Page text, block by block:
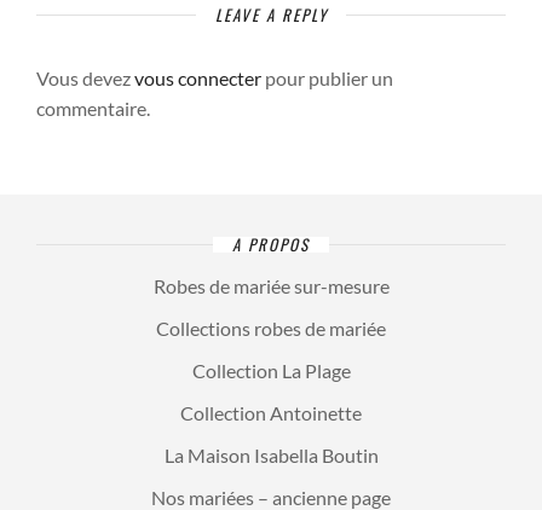
LEAVE A REPLY
Vous devezvous connecter pour publier un
commentaire.
A PROPOS
Robes de mariée sur-mesure
Collections robes de mariée
Collection La Plage
Collection Antoinette
La Maison Isabella Boutin
Nos mariées – ancienne page